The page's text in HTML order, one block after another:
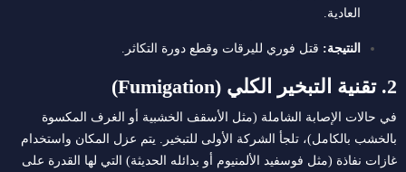
العادية.
النتيجة: قتل فوري لليرقات وقطع دورة التكاثر.
2. تقنية التبخير الكلي (Fumigation)
في حالات الإصابة الشاملة (مثل الأسقف الخشبية أو الغرف المكسوة
بالخشب بالكامل)، تلجأ الشركة الأولى للتبخير. يتم عزل المكان واستخدام
غازات نفاذة (مثل فوسفيد الألمنيوم أو بدائله الحديثة) التي لها القدرة على